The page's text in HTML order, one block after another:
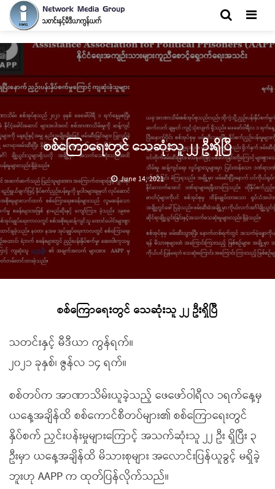
စစ်ကြောရေးတွင် သေဆုံးသူ ၂၂ ဦးရှိပြီ
June 14, 2021
စစ်ကြောရေးတွင် သေဆုံးသူ ၂၂ ဦးရှိပြီ
သတင်းနှင့် မီဒီယာ ကွန်ရက်။
၂၀၂၁ ခုနှစ်၊ ဇွန်လ ၁၄ ရက်။
စစ်တပ်က အာဏာသိမ်းယူခဲ့သည့် ဖေဖော်ဝါရီလ ၁ရက်နေ့မှ
ယနေ့အချိန်ထိ စစ်ကောင်စီတပ်များ၏ စစ်ကြောရေးတွင်
နှိပ်စက် ညှင်းပန်းမှုများကြောင့် အသက်ဆုံးသူ ၂၂ ဦး ရှိပြီး ၃
ဦးမှာ ယနေ့အချိန်ထိ မိသားစုများ အလောင်းပြန်ယူခွင့် မရှိခဲ့
ဘူးဟု AAPP က ထုတ်ပြန်လိုက်သည်။